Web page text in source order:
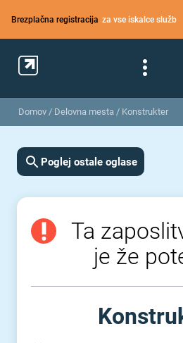
Brezplačna registracija za vse iskalce služb
Domov / Delovna mesta / Konstrukter
Poglej ostale oglase
Ta
je že